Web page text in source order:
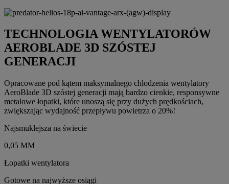
TECHNOLOGIA WENTYLATORÓW
AEROBLADE 3D SZÓSTEJ
GENERACJI
Opracowane pod kątem maksymalnego chłodzenia wentylatory
AeroBlade 3D szóstej generacji mają bardzo cienkie, responsywne
metalowe łopatki, które unoszą się przy dużych prędkościach,
zwiększając wydajność przepływu powietrza o 20%!
Najsmuklejsza na świecie
0,05 MM
Łopatki wentylatora
Gotowe na najwyższe osiągi